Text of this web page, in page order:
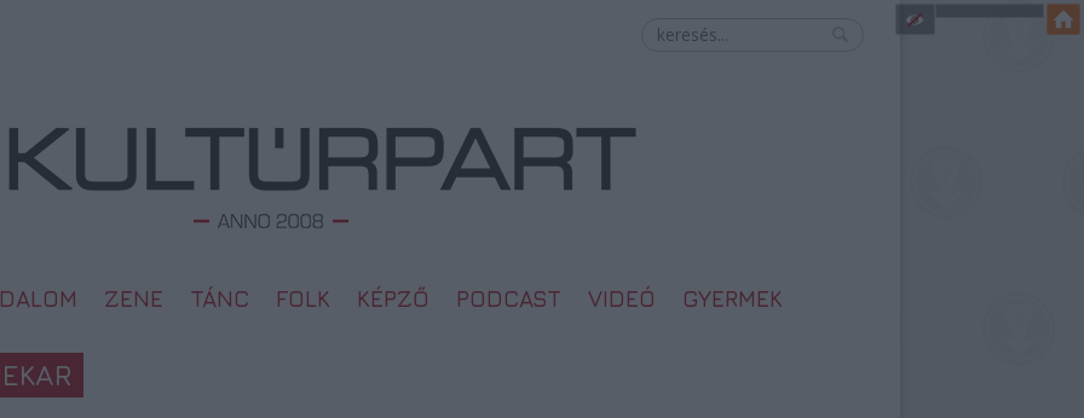
ZENE TÁNC FOLK KÉPZŐ PODCAST VIDEÓ GYERMEK